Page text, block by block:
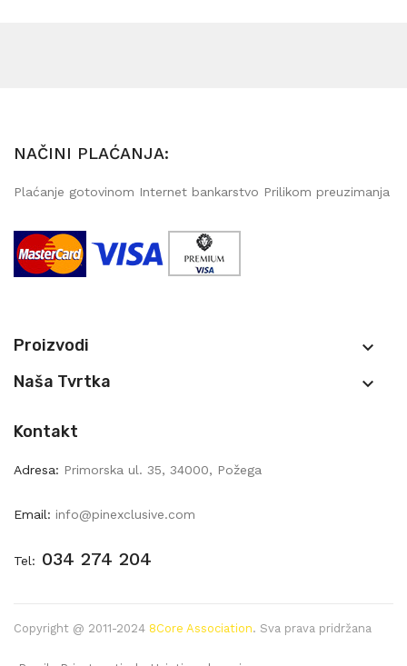
NAČINI PLAĆANJA:
Plaćanje gotovinom Internet bankarstvo Prilikom preuzimanja
Proizvodi 
Naša Tvrtka 
Kontakt
Adresa: Primorska ul. 35, 34000, Požega
Email: info@pinexclusive.com
Tel: 034 274 204
Copyright @ 2011-2024 8Core Association. Sva prava pridržana